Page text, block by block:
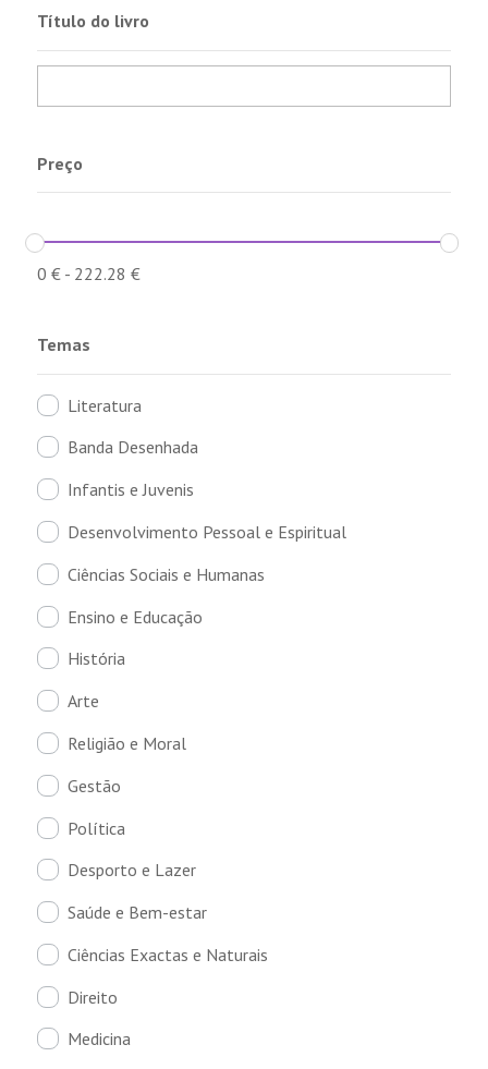
Título do livro
Preço
0 €- 222.28 €
Temas
Literatura
Banda Desenhada
Infantis e Juvenis
Desenvolvimento Pessoal e Espiritual
Ciências Sociais e Humanas
Ensino e Educação
História
Arte
Religião e Moral
Gestão
Política
Desporto e Lazer
Saúde e Bem-estar
Ciências Exactas e Naturais
Direito
Medicina